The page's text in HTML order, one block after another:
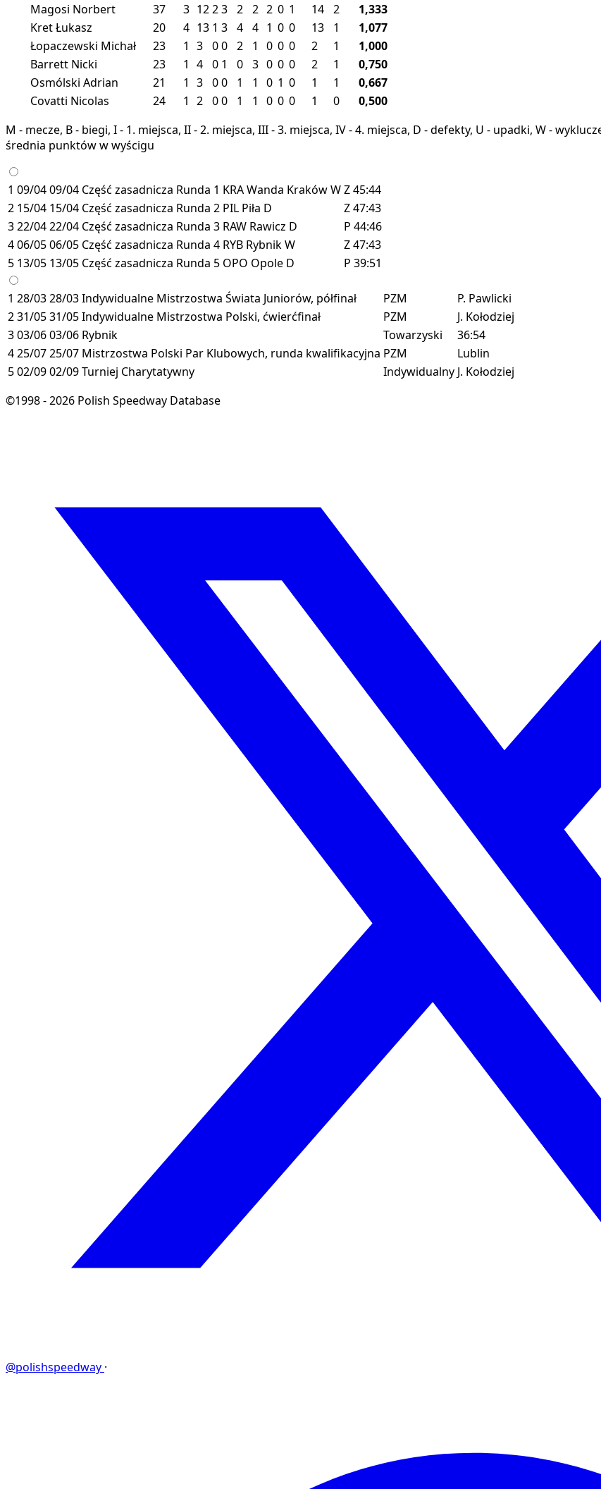
Magosi Norbert
37 3 1223 2 2 2 0 1 14 2
1,333
Kret Łukasz
20 4 13 1 3 4 4 1 0 0 13 1
1,077
Łopaczewski Michał
23 1 3 00 2 1 0 0 0 2 1
1,000
Barrett Nicki
23 1 4 0 1 0 3 0 0 0 2 1
0,750
Osmólski Adrian
21 1 3 00 1 1 0 1 0 1 1
0,667
Covatti Nicolas
24 1 2 00 1 1 0 0 0 1 0
0,500
M - mecze, B - biegi, I - 1. miejsca, II - 2. miejsca, III - 3. miejsca, IV - 4. miejsca, D - defekty, U - upadki, W -
średnia punktów w wyścigu
1 09/0409/04 Część zasadnicza Runda 1 KRAWanda KrakówWZ45:44
2 15/04 15/04 Część zasadnicza Runda 2 PIL Piła D Z47:43
322/0422/04 Część zasadnicza Runda 3 RAW Rawicz D P 44:46
406/0506/05 Część zasadnicza Runda 4 RYB RybnikW Z47:43
5 13/05 13/05 Część zasadnicza Runda 5 OPO Opole D P 39:51
1 28/0328/03Indywidualne Mistrzostwa Świata Juniorów, półfinał PZM
P. Pawlicki
231/0531/05Indywidualne Mistrzostwa Polski, ćwierćfinał PZM
J. Kołodziej
303/0603/06 Rybnik Towarzyski
36:54
425/0725/07 Mistrzostwa Polski Par Klubowych, runda kwalifikacyjna PZM
Lublin
502/0902/09Turniej Charytatywny Indywidualny J. Kołodziej
©1998 - 2026 Polish Speedway Database
@polishspeedway ·